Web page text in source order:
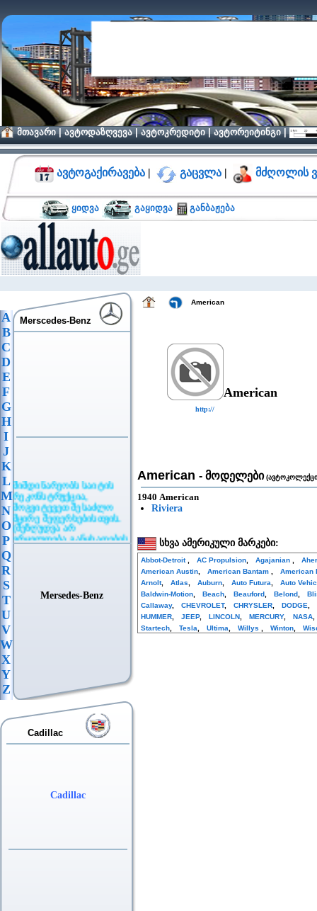
მთავარი|ავტოდაზღვევა|ავტოკრედიტი|ავტორეიტინგი|
ავტოგაქირავება | გაცვლა | მძღოლის
ყიდვა გაყიდვა განბაჟება
A
B
C
D
E
F
G
H
I
J
K
L
M
N
O
P
Q
R
S
T
U
V
W
X
Y
Z
Merscedes-Benz
მიმდინარეობს საიტის
რეკონსტრუქცია,
მოგვიტევეთ შესაძლო
მცირე შეფერხებისთვის.
(შეზღუდვა არ
ვრცელდება განცხადების
განთავსებაზე)
Mersedes-Benz
Cadillac
Cadillac
American
American
http://
American - მოდელები
1940 American
Riviera
სხვა ამერიკული მარკები:
Abbot-Detroit AC Propulsion Agajanian
American Austin
American Bantam
American
Arnolt, Atlas Auburn Auto Futura
Auto
Baldwin-Motion
Beach Beauford Belond
Callaway, CHEVROLET, CHRYSLER DODGE
HUMMER
JEEP, LINCOLN MERCURY, NASA
Startech
Tesla Ultima Willys Winton